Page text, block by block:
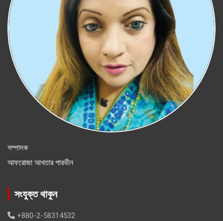
সম্পাদক
আফরোজা আখতার পারভীন
সংযুক্ত থাকুন
+880-2-58314532